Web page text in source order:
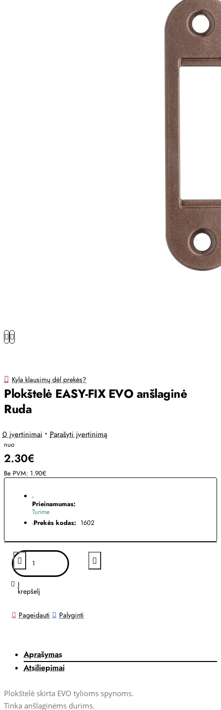
Kyla klausimų dėl prekės?
Plokštelė EASY-FIX EVO anšlaginė
Ruda
0 įvertinimai • Parašyti įvertinimą
nuo
2.30€
Be PVM: 1.90€
Prieinamumas:
Turime
Prekės kodas: 1602
Į
krepšelį
Pageidauti Palyginti
Aprašymas
Atsiliepimai
Plokštelė skirta EVO tylioms spynoms.
Tinka anšlaginėms durims.